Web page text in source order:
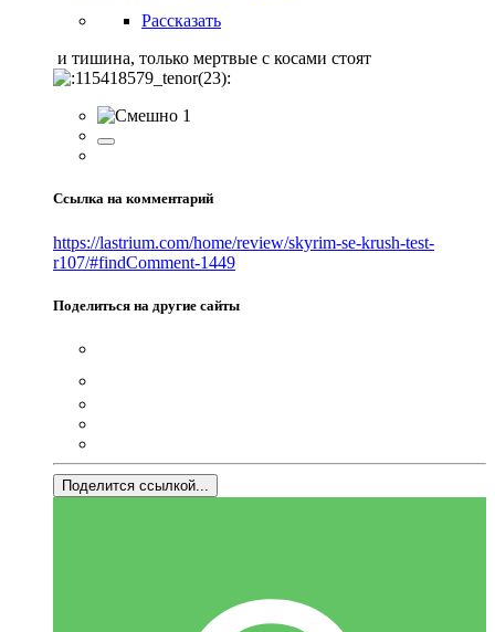
Рассказать
и тишина, только мертвые с косами стоят
1
Ссылка на комментарий
https://lastrium.com/home/review/skyrim-se-krush-test-
r107/#findComment-1449
Поделиться на другие сайты
Поделится ссылкой...